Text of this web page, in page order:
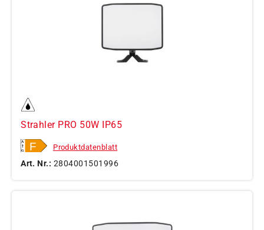
Strahler PRO 50W IP65
Produktdatenblatt
Art. Nr.: 2804001501996